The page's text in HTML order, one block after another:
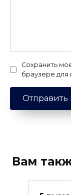
Сохранить
браузере
Вам